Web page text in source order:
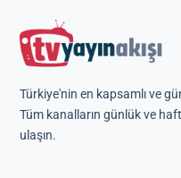
Türkiye'nin en kapsamlı ve
Tüm kanalların günlük ve
ulaşın.